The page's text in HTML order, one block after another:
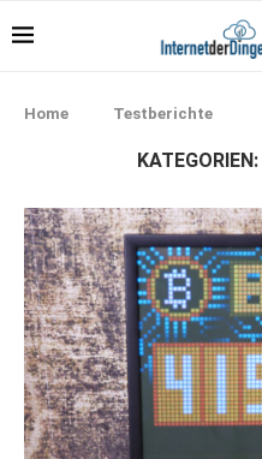
Home Testberichte
KATEGORIEN: